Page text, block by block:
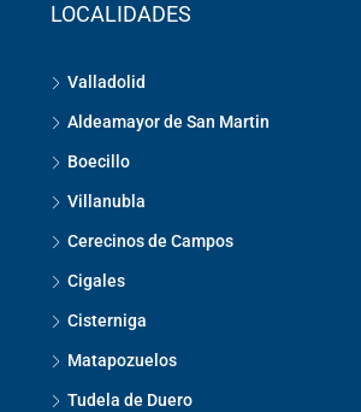
LOCALIDADES
Valladolid
Aldeamayor de San Martin
Boecillo
Villanubla
Cerecinos de Campos
Cigales
Cisterniga
Matapozuelos
Tudela de Duero